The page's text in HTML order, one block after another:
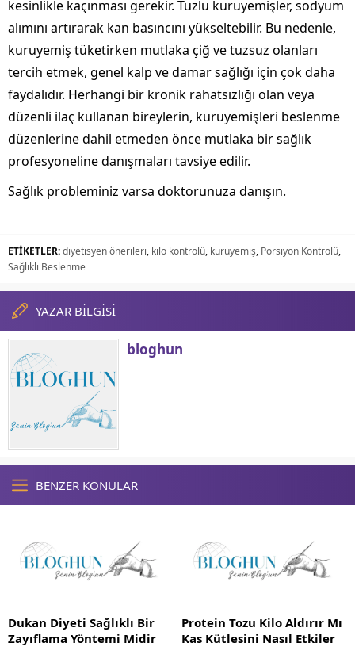
kesinlikle kaçınması gerekir. Tuzlu kuruyemişler, sodyum
alımını artırarak kan basıncını yükseltebilir. Bu nedenle,
kuruyemiş tüketirken mutlaka çiğ ve tuzsuz olanları
tercih etmek, genel kalp ve damar sağlığı için çok daha
faydalıdır. Herhangi bir kronik rahatsızlığı olan veya
düzenli ilaç kullanan bireylerin, kuruyemişleri beslenme
düzenlerine dahil etmeden önce mutlaka bir sağlık
profesyoneline danışmaları tavsiye edilir.
Sağlık probleminiz varsa doktorunuza danışın.
ETİKETLER:diyetisyen önerileri, kilo kontrolü, kuruyemiş, Porsiyon Kontrolü,
Sağlıklı Beslenme
YAZAR BİLGİSİ
bloghun
BENZER KONULAR
Dukan Diyeti Sağlıklı Bir
Zayıflama Yöntemi Midir
Protein Tozu Kilo Aldırır Mı
Kas Kütlesini Nasıl Etkiler